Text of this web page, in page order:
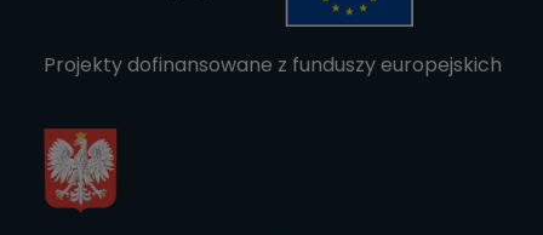
Projekty dofinansowane z funduszy europejskich